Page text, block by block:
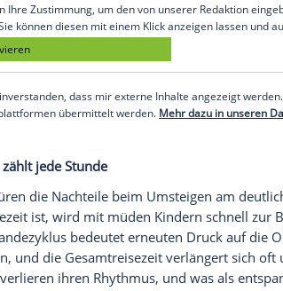
Koffer nicht mitkommt
gilt dasselbe Prinzip. Ist die
bis zum Zielflughafen
steigt mit jedem Umstieg die
vor allem bei knappen
am Serviceschalter, das Ausfüllen
Warten am Urlaubsort. Wer
Für alle anderen ist der Direktflug die
dieselbe Maschine nehmen.